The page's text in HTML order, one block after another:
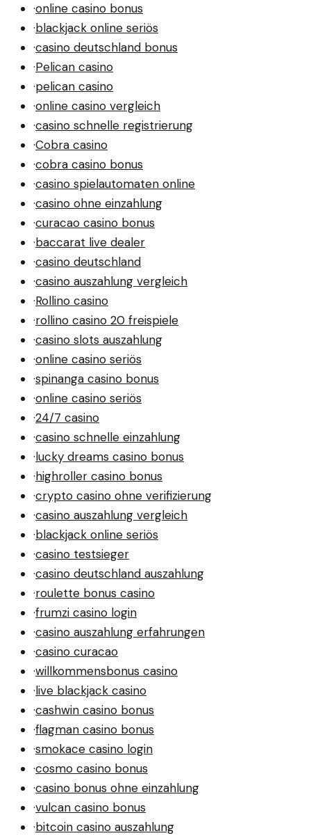
·online casino bonus
·blackjack online seriös
·casino deutschland bonus
·Pelican casino
·pelican casino
·online casino vergleich
·casino schnelle registrierung
·Cobra casino
·cobra casino bonus
·casino spielautomaten online
·casino ohne einzahlung
·curacao casino bonus
·baccarat live dealer
·casino deutschland
·casino auszahlung vergleich
·Rollino casino
·rollino casino 20 freispiele
·casino slots auszahlung
·online casino seriös
·spinanga casino bonus
·online casino seriös
·24/7 casino
·casino schnelle einzahlung
·lucky dreams casino bonus
·highroller casino bonus
·crypto casino ohne verifizierung
·casino auszahlung vergleich
·blackjack online seriös
·casino testsieger
·casino deutschland auszahlung
·roulette bonus casino
·frumzi casino login
·casino auszahlung erfahrungen
·casino curacao
·willkommensbonus casino
·live blackjack casino
·cashwin casino bonus
·flagman casino bonus
·smokace casino login
·cosmo casino bonus
·casino bonus ohne einzahlung
·vulcan casino bonus
·bitcoin casino auszahlung